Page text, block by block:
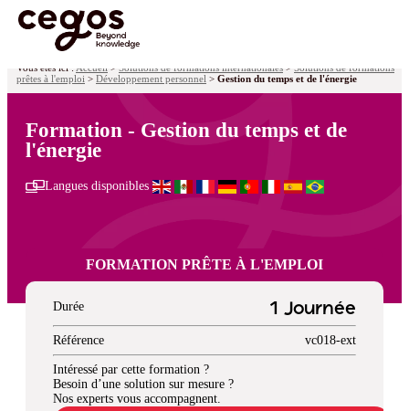
Vous êtes ici : Accueil > Solutions de formations internationales > Solutions de formations
prêtes à l'emploi > Développement personnel > Gestion du temps et de l'énergie
Formation - Gestion du temps et de
l'énergie
Langues disponibles
FORMATION PRÊTE À L'EMPLOI
Durée 1 Journée
Référence vc018-ext
Intéressé par cette formation ?
Besoin d’une solution sur mesure ?
Nos experts vous accompagnent.